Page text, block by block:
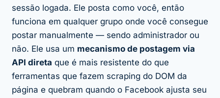
sessão logada. Ele posta como você, então
funciona em qualquer grupo onde você consegue
postar manualmente — sendo administrador ou
não. Ele usa um mecanismo de postagem via
API direta que é mais resistente do que
ferramentas que fazem scraping do DOM da
página e quebram quando o Facebook ajusta seu